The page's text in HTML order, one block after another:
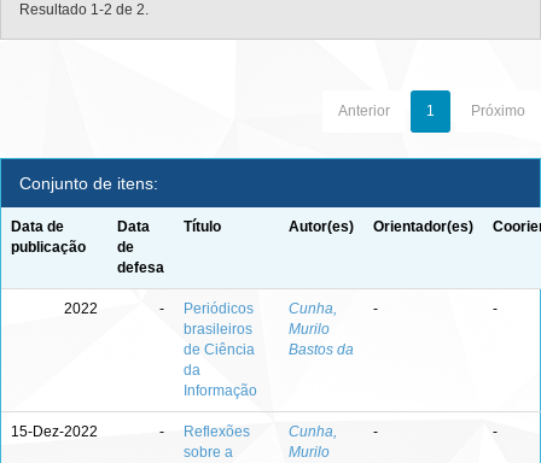
Resultado 1-2 de 2.
Anterior 1 Próximo
Conjunto de itens:
Data de
publicação
Data
de
defesa
Título Autor(es) Orientador(es)
2022 -
Periódicos
brasileiros
de Ciência
da
Informação
Cunha,
Murilo
Bastos da
- -
15-Dez-2022 -
Reflexões
sobre a
Cunha,
Murilo
- -